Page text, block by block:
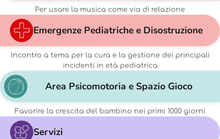
Per usare la musica come via di relazione
Emergenze Pediatriche e Disostruzione
Incontro a tema per la cura e la gestione dei principali
incidenti in età pediatrica
Area Psicomotoria e Spazio Gioco
Favorire la crescita del bambino nei primi 1000 giorni
Servizi